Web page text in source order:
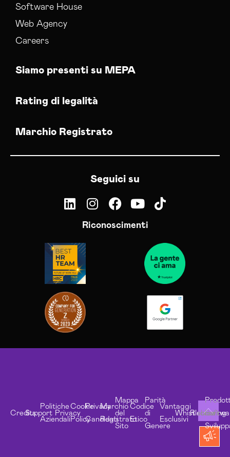
Software House
Web Agency
Careers
Siamo presenti su MEPA
Rating di legalità
Marchio Registrato
Seguici su
Riconoscimenti
CreditsSupport
Politiche
Aziendali
Privacy
Cookie
Policy
Privacy
Candidati
Marchio
Registrato
Mappa
del
Sito
Codice
Etico
Parità
di
Genere
Vantaggi
Esclusivi
Whistleblowing
Risorse